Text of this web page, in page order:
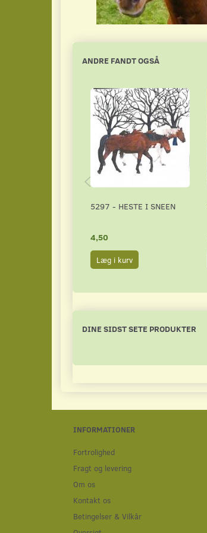
ANDRE FANDT OGSÅ
5297 - HESTE I SNEEN
4,50
Læg i kurv
DINE SIDST SETE PRODUKTER
INFORMATIONER
Fortrolighed
Fragt og levering
Om os
Kontakt os
Betingelser & Vilkår